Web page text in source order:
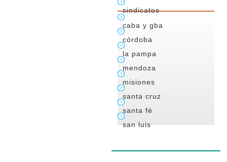
sindicatos
caba y gba
córdoba
la pampa
mendoza
misiones
santa cruz
santa fé
san luis